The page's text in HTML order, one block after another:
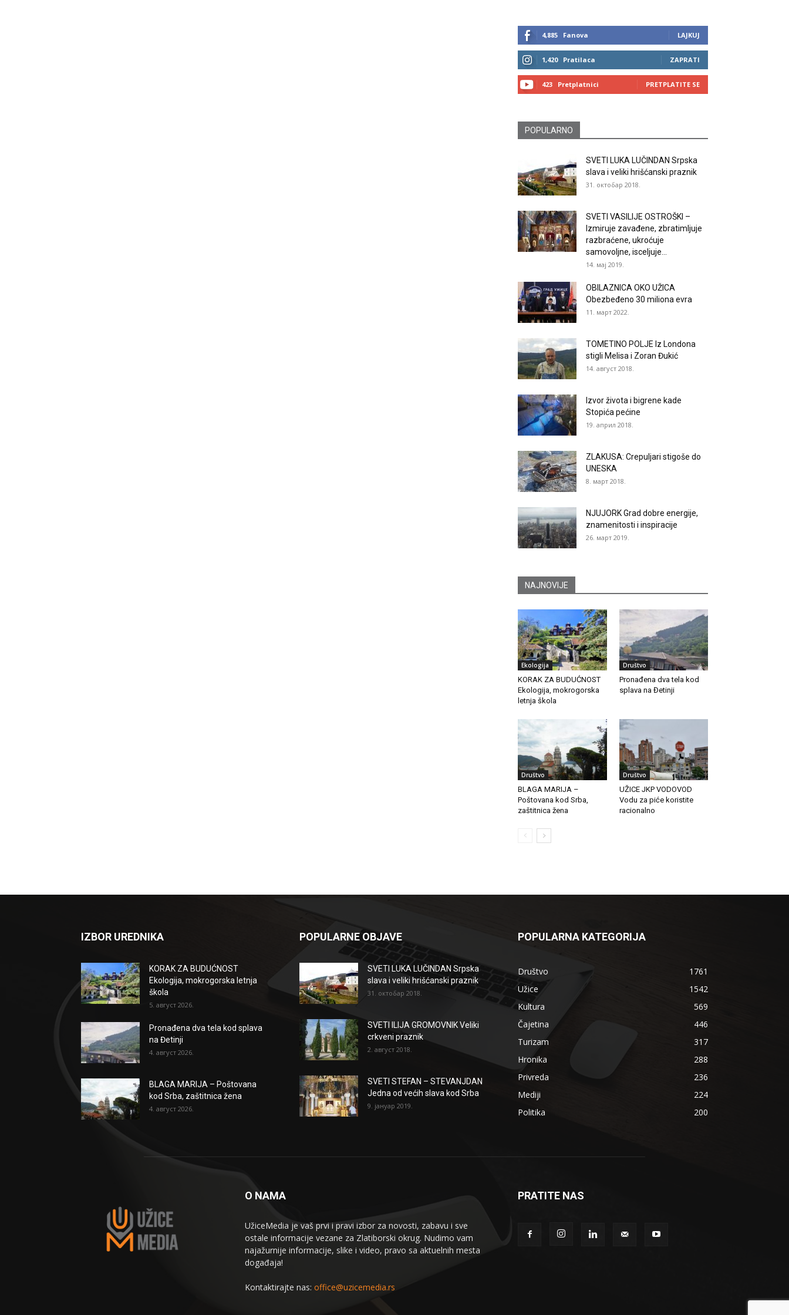
4,885 Fanova LAJKUJ
1,420 Pratilaca ZAPRATI
423 Pretplatnici PRETPLATITE SE
POPULARNO
SVETI LUKA LUČINDAN Srpska
slava i veliki hrišćanski praznik
31. октобар 2018.
SVETI VASILIJE OSTROŠKI –
Izmiruje zavađene, zbratimljuje
razbraćene, ukroćuje
samovoljne, isceljuje...
14. мај 2019.
OBILAZNICA OKO UŽICA
Obezbeđeno 30 miliona evra
11. март 2022.
TOMETINO POLJE Iz Londona
stigli Melisa i Zoran Đukić
14. август 2018.
Izvor života i bigrene kade
Stopića pećine
19. април 2018.
ZLAKUSA: Crepuljari stigoše do
UNESKA
8. март 2018.
NJUJORK Grad dobre energije,
znamenitosti i inspiracije
26. март 2019.
NAJNOVIJE
Ekologija
KORAK ZA BUDUĆNOST
Ekologija, mokrogorska
letnja škola
Društvo
Pronađena dva tela kod
splava na Đetinji
Društvo
BLAGA MARIJA –
Poštovana kod Srba,
zaštitnica žena
Društvo
UŽICE JKP VODOVOD
Vodu za piće koristite
racionalno
IZBOR UREDNIKA
KORAK ZA BUDUĆNOST
Ekologija, mokrogorska letnja
škola
5. август 2026.
Pronađena dva tela kod splava
na Đetinji
4. август 2026.
BLAGA MARIJA – Poštovana
kod Srba, zaštitnica žena
4. август 2026.
POPULARNE OBJAVE
SVETI LUKA LUČINDAN Srpska
slava i veliki hrišćanski praznik
31. октобар 2018.
SVETI ILIJA GROMOVNIK Veliki
crkveni praznik
2. август 2018.
SVETI STEFAN – STEVANJDAN
Jedna od većih slava kod Srba
9. јануар 2019.
POPULARNA KATEGORIJA
Društvo
1761
Užice
1542
Kultura
569
Čajetina
446
Turizam
317
Hronika
288
Privreda
236
Mediji
224
Politika
200
O NAMA
UžiceMedia je vaš prvi i pravi izbor za novosti, zabavu i sve
ostale informacije vezane za Zlatiborski okrug. Nudimo vam
najažurnije informacije, slike i video, pravo sa aktuelnih mesta
događaja!
Kontaktirajte nas: office@uzicemedia.rs
PRATITE NAS